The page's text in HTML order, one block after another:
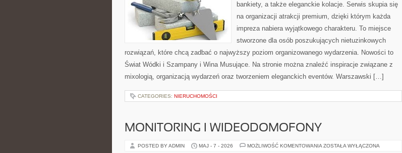
bankiety, a także eleganckie kolacje. Serwis skupia się
na organizacji atrakcji premium, dzięki którym każda
impreza nabiera wyjątkowego charakteru. To miejsce
stworzone dla osób poszukujących nietuzinkowych
rozwiązań, które chcą zadbać o najwyższy poziom organizowanego wydarzenia. Nowości to
Świat Wódki i Szampany i Wina Musujące. Na stronie można znaleźć inspiracje związane z
mixologią, organizacją wydarzeń oraz tworzeniem eleganckich eventów. Warszawski […]
CATEGORIES: NIERUCHOMOŚCI
MONITORING I WIDEODOMOFONY
POSTED BY ADMIN MAJ - 7 - 2026 MOŻLIWOŚĆ KOMENTOWANIA MONITORING
ZOSTAŁA WYŁĄCZONA